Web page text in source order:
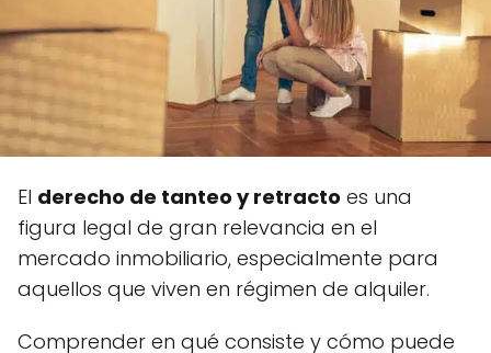
El derecho de tanteo y retracto es una
figura legal de gran relevancia en el
mercado inmobiliario, especialmente para
aquellos que viven en régimen de alquiler.
Comprender en qué consiste y cómo puede